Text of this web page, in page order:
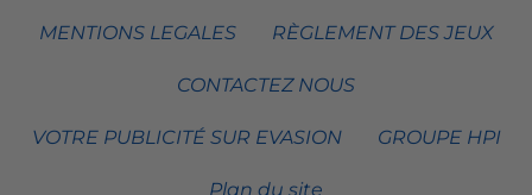
MENTIONS LEGALES RÈGLEMENT DES JEUX
CONTACTEZ NOUS
VOTRE PUBLICITÉ SUR EVASION GROUPE HPI
Plan du site